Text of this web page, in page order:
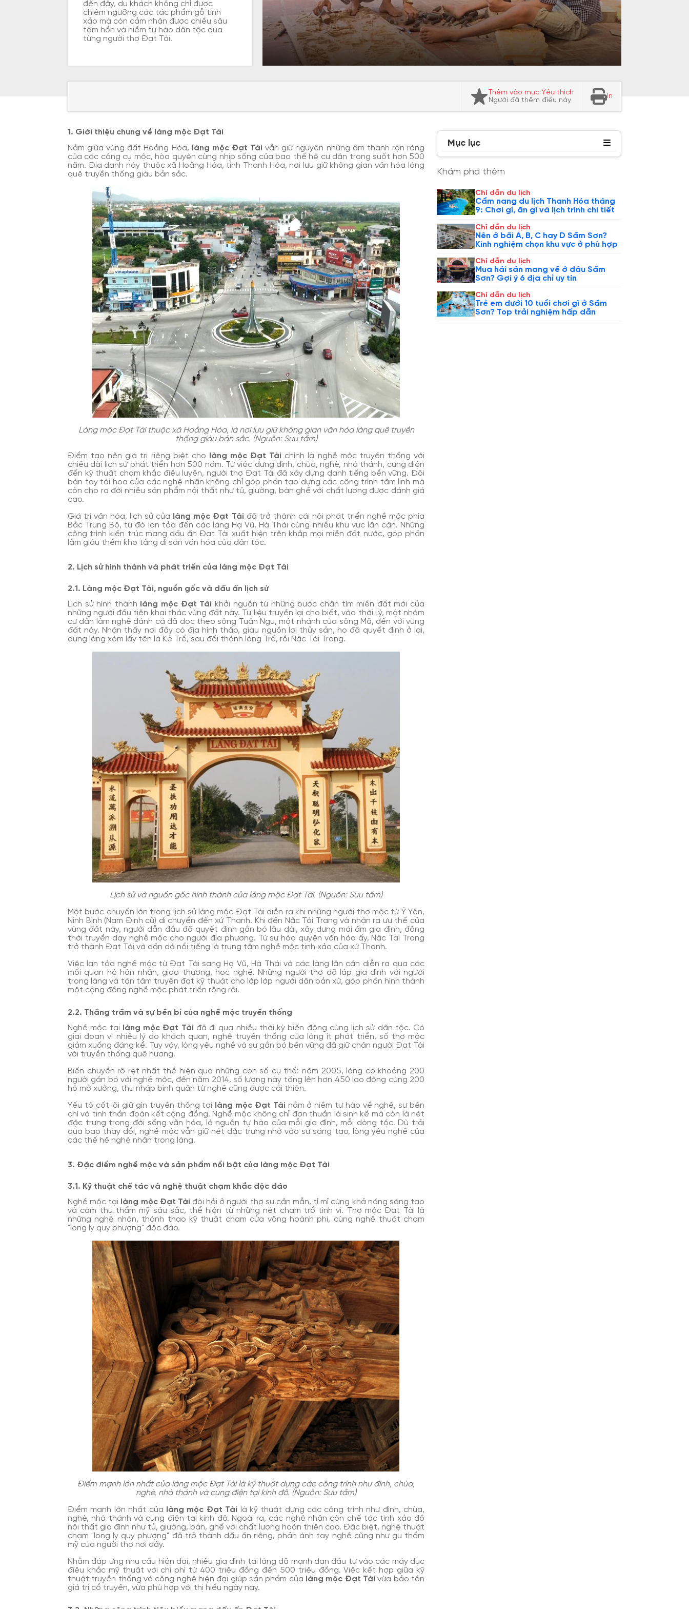
đến đây, du khách không chỉ được
chiêm ngưỡng các tác phẩm gỗ tinh
xảo mà còn cảm nhận được chiều sâu
tâm hồn và niềm tự hào dân tộc qua
từng người thợ Đạt Tài.
Thêm vào mục Yêu thích
Người đã thêm điều này
In
1. Giới thiệu chung về làng mộc Đạt Tài
Nằm giữa vùng đất Hoằng Hóa,
làng mộc Đạt Tài vẫn giữ nguyên những âm thanh rộn ràng
của các công cụ mộc, hòa quyện cùng nhịp sống của bao thế hệ cư dân trong suốt hơn 500
năm. Địa danh này thuộc xã Hoằng Hóa, tỉnh Thanh Hóa, nơi lưu giữ không gian văn hóa làng
quê truyền thống giàu bản sắc.
Làng mộc Đạt Tài thuộc xã Hoằng Hóa, là nơi lưu giữ không gian văn hóa làng quê truyền
thống giàu bản sắc. (Nguồn: Sưu tầm)
Điểm tạo nên giá trị riêng biệt cho
làng mộc Đạt Tài chính là nghề mộc truyền thống với
chiều dài lịch sử phát triển hơn 500 năm. Từ việc dựng đình, chùa, nghè, nhà thánh, cung điện
đến kỹ thuật chạm khắc điêu luyện, người thợ Đạt Tài đã xây dựng danh tiếng bền vững. Đôi
bàn tay tài hoa của các nghệ nhân không chỉ góp phần tạo dựng các công trình tâm linh mà
còn cho ra đời nhiều sản phẩm nội thất như tủ, giường, bàn ghế với chất lượng được đánh giá
cao.
Giá trị văn hóa, lịch sử của
làng mộc Đạt Tài đã trở thành cái nôi phát triển nghề mộc phía
Bắc Trung Bộ, từ đó lan tỏa đến các làng Hạ Vũ, Hà Thái cùng nhiều khu vực lân cận. Những
công trình kiến trúc mang dấu ấn Đạt Tài xuất hiện trên khắp mọi miền đất nước, góp phần
làm giàu thêm kho tàng di sản văn hóa của dân tộc.
2. Lịch sử hình thành và phát triển của làng mộc Đạt Tài
2.1. Làng mộc Đạt Tài, nguồn gốc và dấu ấn lịch sử
Lịch sử hình thành
làng mộc Đạt Tài khởi nguồn từ những bước chân tìm miền đất mới của
những người đầu tiên khai thác vùng đất này. Tư liệu truyền lại cho biết, vào thời Lý, một nhóm
cư dân làm nghề đánh cá đã dọc theo sông Tuần Ngu, một nhánh của sông Mã, đến với vùng
đất này. Nhận thấy nơi đây có địa hình thấp, giàu nguồn lợi thủy sản, họ đã quyết định ở lại,
dựng làng xóm lấy tên là Kẻ Trể, sau đổi thành làng Trể, rồi Nặc Tài Trang.
Lịch sử và nguồn gốc hình thành của làng mộc Đạt Tài. (Nguồn: Sưu tầm)
Một bước chuyển lớn trong lịch sử làng mộc Đạt Tài diễn ra khi những người thợ mộc từ Ý Yên,
Ninh Bình (Nam Định cũ) di chuyển đến xứ Thanh. Khi đến Nặc Tài Trang và nhận ra ưu thế của
vùng đất này, người dẫn đầu đã quyết định gắn bó lâu dài, xây dựng mái ấm gia đình, đồng
thời truyền dạy nghề mộc cho người địa phương. Từ sự hòa quyện văn hóa ấy, Nặc Tài Trang
trở thành Đạt Tài và dần dà nổi tiếng là trung tâm nghề mộc tinh xảo của xứ Thanh.
Việc lan tỏa nghề mộc từ Đạt Tài sang Hạ Vũ, Hà Thái và các làng lân cận diễn ra qua các
mối quan hệ hôn nhân, giao thương, học nghề. Những người thợ đã lập gia đình với người
trong làng và tận tâm truyền đạt kỹ thuật cho lớp lớp người dân bản xứ, góp phần hình thành
một cộng đồng nghề mộc phát triển rộng rãi.
2.2. Thăng trầm và sự bền bỉ của nghề mộc truyền thống
Nghề mộc tại
làng mộc Đạt Tài đã đi qua nhiều thời kỳ biến động cùng lịch sử dân tộc. Có
giai đoạn vì nhiều lý do khách quan, nghề truyền thống của làng ít phát triển, số thợ mộc
giảm xuống đáng kể. Tuy vậy, lòng yêu nghề và sự gắn bó bền vững đã giữ chân người Đạt Tài
với truyền thống quê hương.
Biến chuyển rõ rệt nhất thể hiện qua những con số cụ thể: năm 2005, làng có khoảng 200
người gắn bó với nghề mộc, đến năm 2014, số lượng này tăng lên hơn 450 lao động cùng 200
hộ mở xưởng, thu nhập bình quân từ nghề cũng được cải thiện.
Yếu tố cốt lõi giữ gìn truyền thống tại
làng mộc Đạt Tài nằm ở niềm tự hào về nghề, sự bền
chí và tinh thần đoàn kết cộng đồng. Nghề mộc không chỉ đơn thuần là sinh kế mà còn là nét
đặc trưng trong đời sống văn hóa, là nguồn tự hào của mỗi gia đình, mỗi dòng tộc. Dù trải
qua bao thay đổi, nghề mộc vẫn giữ nét đặc trưng nhờ vào sự sáng tạo, lòng yêu nghề của
các thế hệ nghệ nhân trong làng.
3. Đặc điểm nghề mộc và sản phẩm nổi bật của làng mộc Đạt Tài
3.1. Kỹ thuật chế tác và nghệ thuật chạm khắc độc đáo
Nghề mộc tại làng mộc Đạt Tài đòi hỏi ở người thợ sự cần mẫn, tỉ mỉ cùng khả năng sáng tạo
và cảm thụ thẩm mỹ sâu sắc, thể hiện từ những nét chạm trổ tinh vi. Thợ mộc Đạt Tài là
những nghệ nhân, thành thạo kỹ thuật chạm cửa võng hoành phi, cùng nghệ thuật chạm
"long ly quy phượng" độc đáo.
Điểm mạnh lớn nhất của làng mộc Đạt Tài là kỹ thuật dựng các công trình như đình, chùa,
nghè, nhà thánh và cung điện tại kinh đô. (Nguồn: Sưu tầm)
Điểm mạnh lớn nhất của
làng mộc Đạt Tài là kỹ thuật dựng các công trình như đình, chùa,
nghè, nhà thánh và cung điện tại kinh đô. Ngoài ra, các nghệ nhân còn chế tác tinh xảo đồ
nội thất gia đình như tủ, giường, bàn, ghế với chất lượng hoàn thiện cao. Đặc biệt, nghệ thuật
chạm "long ly quy phượng" đã trở thành dấu ấn riêng, phản ánh tay nghề cũng như gu thẩm
mỹ của người thợ nơi đây.
Nhằm đáp ứng nhu cầu hiện đại, nhiều gia đình tại làng đã mạnh dạn đầu tư vào các máy đục
điêu khắc mỹ thuật với chi phí từ 400 triệu đồng đến 500 triệu đồng. Việc kết hợp giữa kỹ
thuật truyền thống và công nghệ hiện đại giúp sản phẩm của làng mộc Đạt Tài vừa bảo tồn
giá trị cổ truyền, vừa phù hợp với thị hiếu ngày nay.
Mục lục
Khám phá thêm
Chỉ dẫn du lịch
Cẩm nang du lịch Thanh Hóa tháng
9: Chơi gì, ăn gì và lịch trình chi tiết
Chỉ dẫn du lịch
Nên ở bãi A, B, C hay D Sầm Sơn?
Kinh nghiệm chọn khu vực ở phù hợp
Chỉ dẫn du lịch
Mua hải sản mang về ở đâu Sầm
Sơn? Gợi ý 6 địa chỉ uy tín
Chỉ dẫn du lịch
Trẻ em dưới 10 tuổi chơi gì ở Sầm
Sơn? Top trải nghiệm hấp dẫn